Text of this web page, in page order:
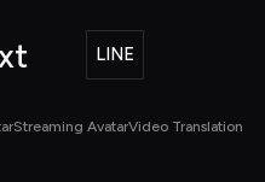
LINE
Streaming AvatarVideo Translation